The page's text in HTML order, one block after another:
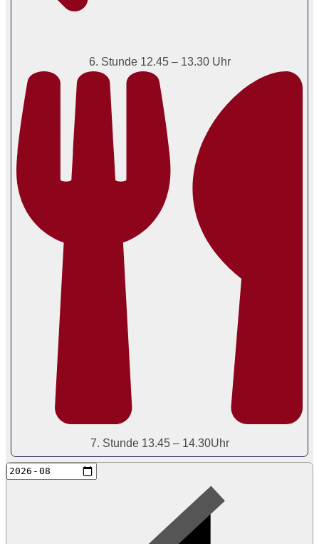
6. Stunde 12.45 – 13.30 Uhr
7. Stunde 13.45 – 14.30Uhr